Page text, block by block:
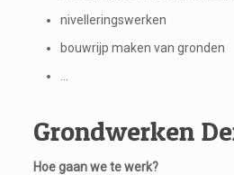
nivelleringswerken
bouwrijp maken van gronden
Grondwerken
Hoe gaan we te werk?